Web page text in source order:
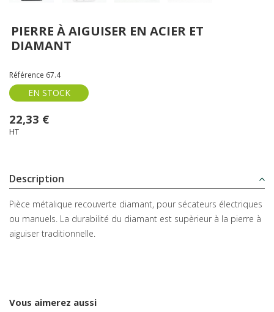
PIERRE À AIGUISER EN ACIER ET
DIAMANT
Référence 67.4
EN STOCK
22,33 €
HT
Description
Pièce métalique recouverte diamant, pour sécateurs électriques
ou manuels. La durabilité du diamant est supèrieur à la pierre à
aiguiser traditionnelle.
Vous aimerez aussi